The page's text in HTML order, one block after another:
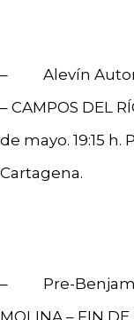
– Alevín
– CAMPOS DEL
de mayo. 19:15
Cartagena.
– Pre-Benjamín
MOLINA – FIN DE